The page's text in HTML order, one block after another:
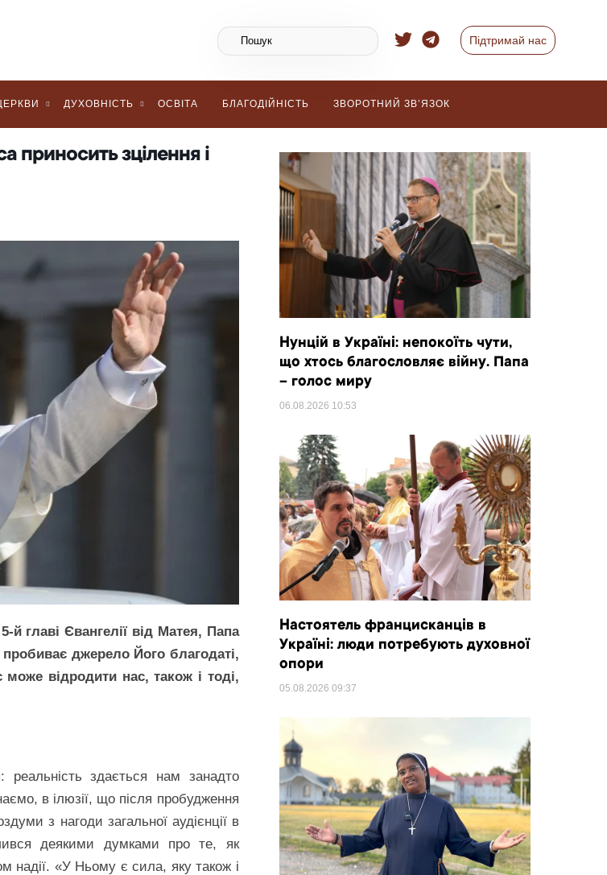
Підтримай нас
ДУХОВНІСТЬ ОСВІТА БЛАГОДІЙНІСТЬ ЗВОРОТНИЙ ЗВ’ЯЗОК
приносить зцілення і
й главі Євангелії від Матея, Папа
джерело Його благодаті,
відродити нас, також і тоді,
здається нам занадто
в ілюзії, що після пробудження
з нагоди загальної аудієнції в
деякими думками про те, як
надії. «У Ньому є сила, яку також і
Нунцій в Україні: непокоїть чути,
що хтось благословляє війну. Папа
– голос миру
06.08.2026 10:53
Настоятель францисканців в
Україні: люди потребують духовної
опори
05.08.2026 09:37